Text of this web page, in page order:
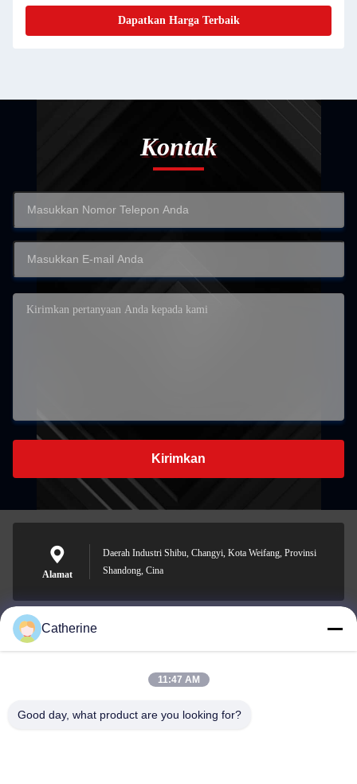
Dapatkan Harga Terbaik
Kontak
Kirimkan
Alamat
Daerah Industri Shibu, Changyi, Kota Weifang, Provinsi
Shandong, Cina
padraic@huayumachine.cn
Catherine
11:47 AM
Good day, what product are you looking for?